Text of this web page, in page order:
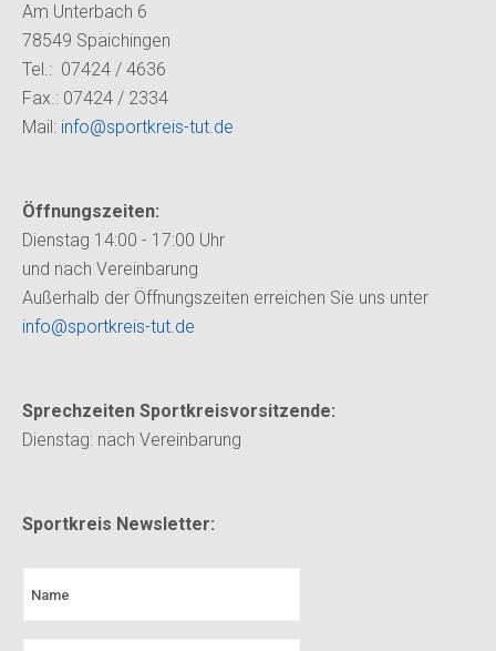
Am Unterbach 6
78549 Spaichingen
Tel.: 07424 / 4636
Fax.: 07424 / 2334
Mail: info@sportkreis-tut.de
Öffnungszeiten:
Dienstag 14:00 - 17:00 Uhr
und nach Vereinbarung
Außerhalb der Öffnungszeiten erreichen Sie uns unter
info@sportkreis-tut.de
Sprechzeiten Sportkreisvorsitzende:
Dienstag: nach Vereinbarung
Sportkreis Newsletter: